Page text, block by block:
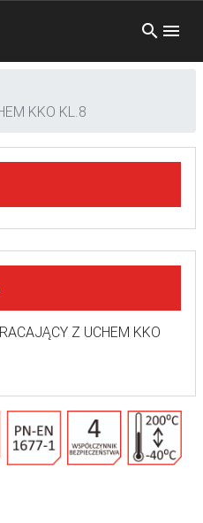
KKO KL.8
Z UCHEM KKO